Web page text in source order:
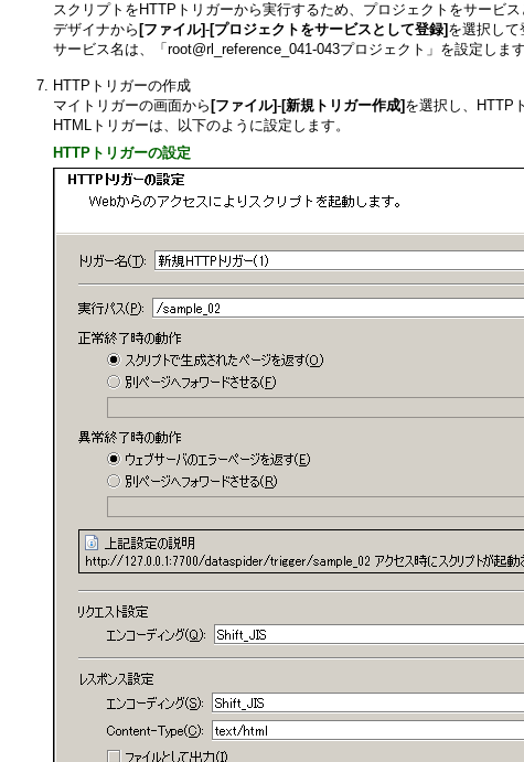
スクリプトをHTTPトリガーから実行するため、プロジェクトをサービス
デザイナから [ファイル]-[プロジェクトをサービスとして登録] を選択して
サービス名は、「root@rl_reference_041-043プロジェクト」を設定します
HTTPトリガーの作成
マイトリガーの画面から [ファイル]-[新規トリガー作成] を選択し、HTTP
HTMLトリガーは、以下のように設定します。
HTTPトリガーの設定